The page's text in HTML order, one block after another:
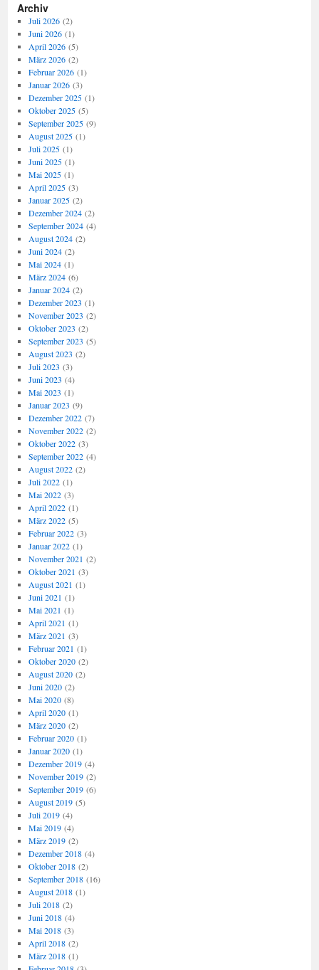
Archiv
Juli 2026(2)
Juni 2026(1)
April 2026(5)
März 2026(2)
Februar 2026(1)
Januar 2026(3)
Dezember 2025(1)
Oktober 2025(5)
September 2025(9)
August 2025(1)
Juli 2025(1)
Juni 2025(1)
Mai 2025(1)
April 2025(3)
Januar 2025(2)
Dezember 2024(2)
September 2024(4)
August 2024(2)
Juni 2024(2)
Mai 2024(1)
März 2024(6)
Januar 2024(2)
Dezember 2023 (1)
November 2023 (2)
Oktober 2023 (2)
September 2023 (5)
August 2023 (2)
Juli 2023 (3)
Juni 2023 (4)
Mai 2023 (1)
Januar 2023 (9)
Dezember 2022(7)
November 2022(2)
Oktober 2022(3)
September 2022(4)
August 2022(2)
Juli 2022(1)
Mai 2022(3)
April 2022(1)
März 2022(5)
Februar 2022(3)
Januar 2022(1)
November 2021 (2)
Oktober 2021 (3)
August 2021 (1)
Juni 2021 (1)
Mai 2021 (1)
April 2021 (1)
März 2021 (3)
Februar 2021 (1)
Oktober 2020(2)
August 2020(2)
Juni 2020(2)
Mai 2020(8)
April 2020(1)
März 2020(2)
Februar 2020(1)
Januar 2020(1)
Dezember 2019(4)
November 2019(2)
September 2019(6)
August 2019(5)
Juli 2019(4)
Mai 2019(4)
März 2019(2)
Dezember 2018(4)
Oktober 2018(2)
September 2018(16)
August 2018(1)
Juli 2018(2)
Juni 2018(4)
Mai 2018(3)
April 2018(2)
März 2018(1)